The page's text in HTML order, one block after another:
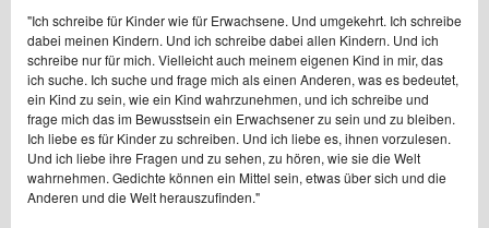
"Ich schreibe für Kinder wie für Erwachsene. Und umgekehrt. Ich schreibe
dabei meinen Kindern. Und ich schreibe dabei allen Kindern. Und ich
schreibe nur für mich. Vielleicht auch meinem eigenen Kind in mir, das
ich suche. Ich suche und frage mich als einen Anderen, was es bedeutet,
ein Kind zu sein, wie ein Kind wahrzunehmen, und ich schreibe und
frage mich das im Bewusstsein ein Erwachsener zu sein und zu bleiben.
Ich liebe es für Kinder zu schreiben. Und ich liebe es, ihnen vorzulesen.
Und ich liebe ihre Fragen und zu sehen, zu hören, wie sie die Welt
wahrnehmen. Gedichte können ein Mittel sein, etwas über sich und die
Anderen und die Welt herauszufinden."